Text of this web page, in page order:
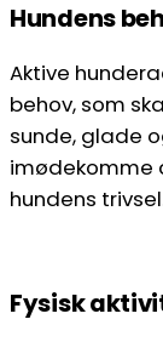
Hundens
Aktive
behov, som
sunde, glade
imødekomme
hundens
Fysisk